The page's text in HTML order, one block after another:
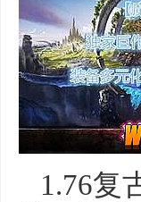
1.76复